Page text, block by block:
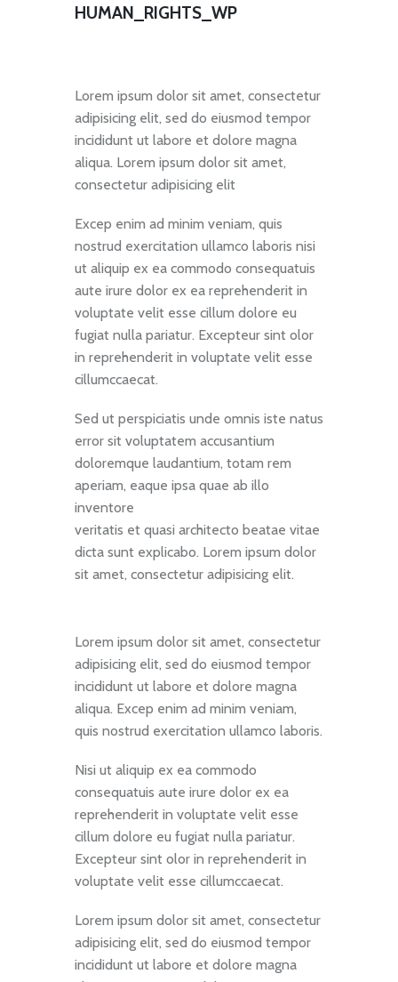
HUMAN_RIGHTS_WP
Lorem ipsum dolor sit amet, consectetur
adipisicing elit, sed do eiusmod tempor
incididunt ut labore et dolore magna
aliqua. Lorem ipsum dolor sit amet,
consectetur adipisicing elit
Excep enim ad minim veniam, quis
nostrud exercitation ullamco laboris nisi
ut aliquip ex ea commodo consequatuis
aute irure dolor ex ea reprehenderit in
voluptate velit esse cillum dolore eu
fugiat nulla pariatur. Excepteur sint olor
in reprehenderit in voluptate velit esse
cillumccaecat.
Sed ut perspiciatis unde omnis iste natus
error sit voluptatem accusantium
doloremque laudantium, totam rem
aperiam, eaque ipsa quae ab illo
inventore
veritatis et quasi architecto beatae vitae
dicta sunt explicabo. Lorem ipsum dolor
sit amet, consectetur adipisicing elit.
Lorem ipsum dolor sit amet, consectetur
adipisicing elit, sed do eiusmod tempor
incididunt ut labore et dolore magna
aliqua. Excep enim ad minim veniam,
quis nostrud exercitation ullamco laboris.
Nisi ut aliquip ex ea commodo
consequatuis aute irure dolor ex ea
reprehenderit in voluptate velit esse
cillum dolore eu fugiat nulla pariatur.
Excepteur sint olor in reprehenderit in
voluptate velit esse cillumccaecat.
Lorem ipsum dolor sit amet, consectetur
adipisicing elit, sed do eiusmod tempor
incididunt ut labore et dolore magna